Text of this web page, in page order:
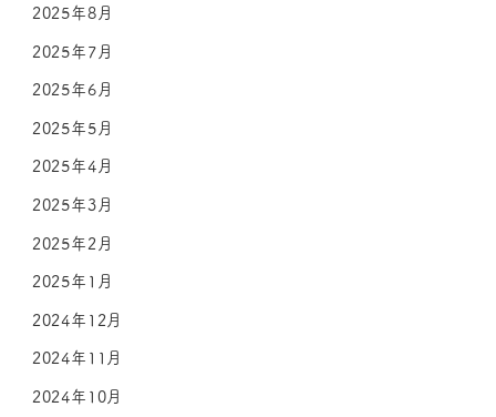
2025年8月
2025年7月
2025年6月
2025年5月
2025年4月
2025年3月
2025年2月
2025年1月
2024年12月
2024年11月
2024年10月